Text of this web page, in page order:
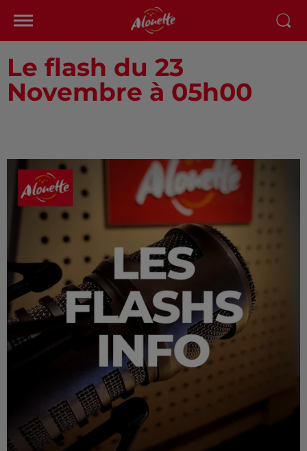
Le flash du 23
Novembre à 05h00